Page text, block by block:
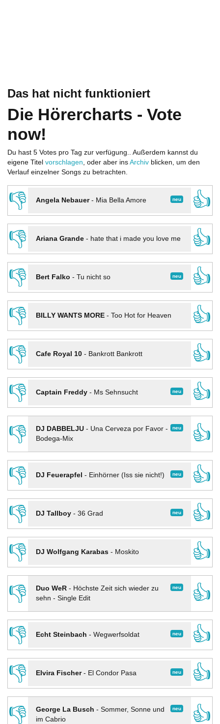
Das hat nicht funktioniert
Die Hörercharts - Vote
now!
Du hast 5 Votes pro Tag zur verfügung.. Außerdem kannst du
eigene Titel vorschlagen, oder aber ins Archiv blicken, um den
Verlauf einzelner Songs zu betrachten.
👎 neu
Angela Nebauer- Mia Bella Amore
👍
👎
Ariana Grande- hate that i made you love me
👍
👎
neu
Bert Falko - Tu nicht so
👍
👎
BILLY WANTS MORE- Too Hot for Heaven
👍
👎
Cafe Royal 10- Bankrott Bankrott
👍
👎
neu
Captain Freddy- Ms Sehnsucht
👍
👎
neu
DJ DABBELJU- Una Cerveza por Favor -
Bodega-Mix
👍
👎
neu
DJ Feuerapfel - Einhörner (Iss sie nicht!)
👍
👎
neu
DJ Tallboy- 36 Grad
👍
👎
DJ Wolfgang Karabas- Moskito
👍
👎
neu
Duo WeR- Höchste Zeit sich wieder zu
sehn - Single Edit
👍
👎
neu
Echt Steinbach - Wegwerfsoldat
👍
👎
neu
Elvira Fischer- El Condor Pasa
👍
👎
neu
George La Busch - Sommer, Sonne und
im Cabrio
👍